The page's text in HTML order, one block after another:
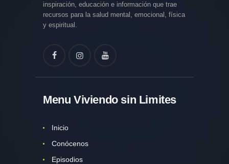
inspiración, educación e información que trae
recursos para la salud mental, emocional, física
y espiritual.
Menu Viviendo sin Limites
Inicio
Conócenos
Episodios